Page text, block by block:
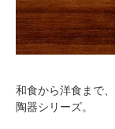
和食から洋食まで
陶器シリーズ。